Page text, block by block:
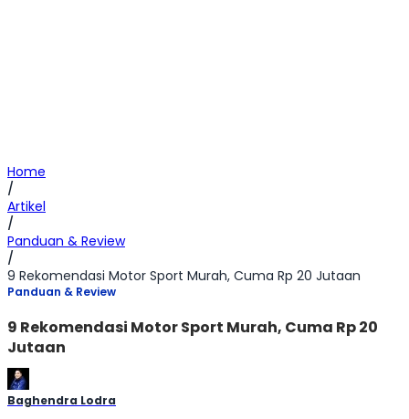
Home
/
Artikel
/
Panduan & Review
/
9 Rekomendasi Motor Sport Murah, Cuma Rp 20 Jutaan
Panduan & Review
9 Rekomendasi Motor Sport Murah, Cuma Rp 20
Jutaan
Baghendra Lodra